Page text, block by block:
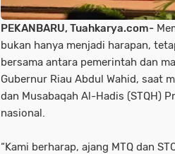
PEKANBARU, Tuahkarya.com-
bukan hanya menjadi harapan,
bersama antara pemerintah dan
Gubernur Riau Abdul Wahid, saat
dan Musabaqah Al-Hadis (STQH)
nasional.
“Kami berharap, ajang MTQ dan